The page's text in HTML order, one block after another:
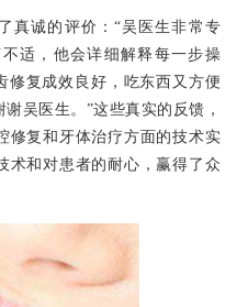
真诚的评价：“吴医生非常专
适，他会详细解释每一步操
修复成效良好，吃东西又方便
吴医生。”这些真实的反馈，
修复和牙体治疗方面的技术实
术和对患者的耐心，赢得了众